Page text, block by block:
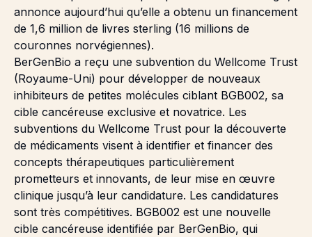
annonce aujourd’hui qu’elle a obtenu un financement
de 1,6 million de livres sterling (16 millions de
couronnes norvégiennes).
BerGenBio a reçu une subvention du Wellcome Trust
(Royaume-Uni) pour développer de nouveaux
inhibiteurs de petites molécules ciblant BGB002, sa
cible cancéreuse exclusive et novatrice. Les
subventions du Wellcome Trust pour la découverte
de médicaments visent à identifier et financer des
concepts thérapeutiques particulièrement
prometteurs et innovants, de leur mise en œuvre
clinique jusqu’à leur candidature. Les candidatures
sont très compétitives. BGB002 est une nouvelle
cible cancéreuse identifiée par BerGenBio, qui